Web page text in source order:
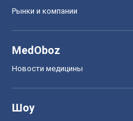
Рынки и компании
MedOboz
Новости медицины
Шоу